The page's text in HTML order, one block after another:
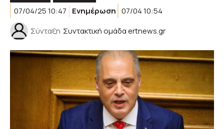
07/04/25 10:47
Ενημέρωση 07/04 10:54
Σύνταξη Συντακτική ομάδα ertnews.gr